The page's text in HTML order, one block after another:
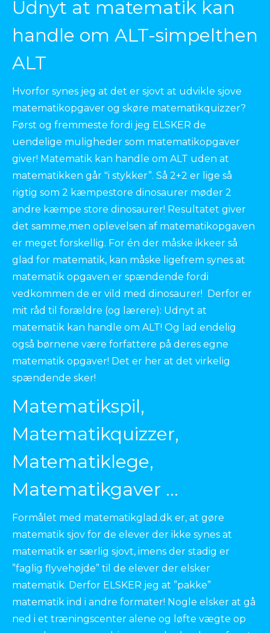
Udnyt at matematik kan
handle om ALT-simpelthen
ALT
Hvorfor synes jeg at det er sjovt at udvikle sjove
matematikopgaver og skøre matematikquizzer?
Først og fremmeste fordi jeg ELSKER de
uendelige muligheder som matematikopgaver
giver! Matematik kan handle om ALT uden at
matematikken går "i stykker”. Så 2+2 er lige så
rigtig som 2 kæmpestore dinosaurer møder 2
andre kæmpe store dinosaurer! Resultatet giver
det samme,men oplevelsen af matematikopgaven
er meget forskellig. For én der måske ikkeer så
glad for matematik, kan måske ligefrem synes at
matematik opgaven er spændende fordi
vedkommen de er vild med dinosaurer! Derfor er
mit råd til forældre (og lærere): Udnyt at
matematik kan handle om ALT! Og lad endelig
også børnene være forfattere på deres egne
matematik opgaver! Det er her at det virkelig
spændende sker!
Matematikspil,
Matematikquizzer,
Matematiklege,
Matematikgaver ...
Formålet med matematikglad.dk er, at gøre
matematik sjov for de elever der ikke synes at
matematik er særlig sjovt, imens der stadig er
”faglig flyvehøjde” til de elever der elsker
matematik. Derfor ELSKER jeg at ”pakke”
matematik ind i andre formater! Nogle elsker at gå
ned i et træningscenter alene og løfte vægte op